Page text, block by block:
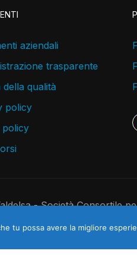
aziendali
trasparente
della qualità
policy
policy
- Società Consortile
05181410480 - R.E.A.
tu possa avere la migliore